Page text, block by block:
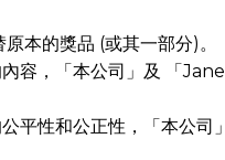
本的獎品 (或其一部分)。
容，「本公司」及 「
平性和公正性，「本公司